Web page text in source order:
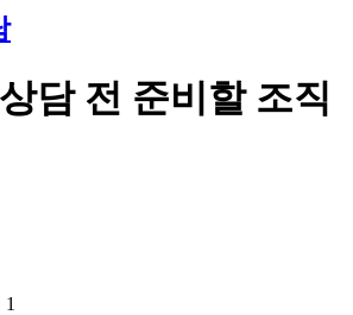
담 전 준비할 조직
1